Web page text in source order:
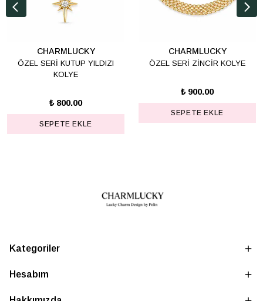
CHARMLUCKY
ÖZEL SERİ KUTUP YILDIZI
KOLYE
₺ 800.00
SEPETE EKLE
CHARMLUCKY
ÖZEL SERİ ZİNCİR KOLYE
₺ 900.00
SEPETE EKLE
Kategoriler
Hesabım